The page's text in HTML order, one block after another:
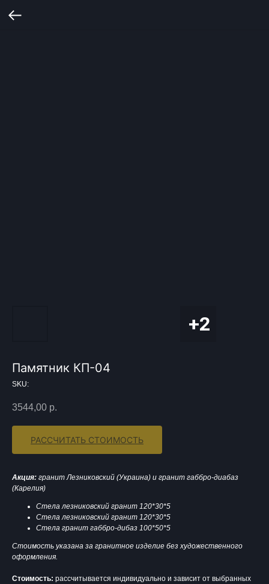
Памятник КП-04
SKU:
3544,00 р.
РАССЧИТАТЬ СТОИМОСТЬ
Акция: гранит Лезниковский (Украина) и гранит габбро-диабаз
(Карелия)
Стела лезниковский гранит 120*30*5
Стела лезниковский гранит 120*30*5
Стела гранит габбро-дибаз 100*50*5
Стоимость указана за гранитное изделие без художественного
оформления.
Стоимость: рассчитывается индивидуально и зависит от выбранных